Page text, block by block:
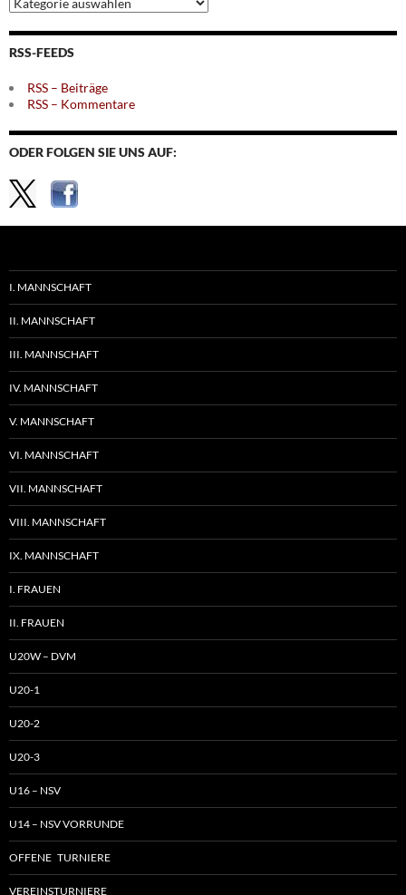
nach
Themen
RSS-FEEDS
RSS – Beiträge
RSS – Kommentare
ODER FOLGEN SIE UNS AUF:
I. MANNSCHAFT
II. MANNSCHAFT
III. MANNSCHAFT
IV. MANNSCHAFT
V. MANNSCHAFT
VI. MANNSCHAFT
VII. MANNSCHAFT
VIII. MANNSCHAFT
IX. MANNSCHAFT
I. FRAUEN
II. FRAUEN
U20W – DVM
U20-1
U20-2
U20-3
U16 – NSV
U14 – NSV VORRUNDE
OFFENE TURNIERE
VEREINSTURNIERE